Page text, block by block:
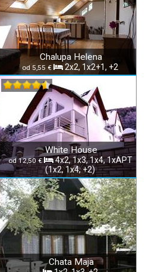
Chalupa Helena
od 5,55 € 2x2, 1x2+1, +2
White House
od 12,50 €
4x2, 1x3, 1x4, 1xAPT
(1x2, 1x4, +2)
Chata Maja